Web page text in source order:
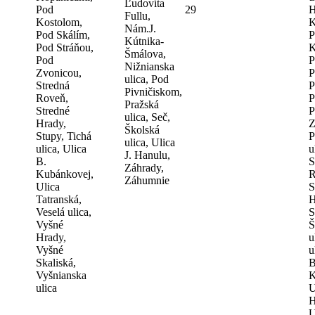
Pod
Kostolom,
Pod Skálím,
Pod Stráňou,
Pod
Zvonicou,
Stredná
Roveň,
Stredné
Hrady,
Stupy, Tichá
ulica, Ulica
B.
Kubánkovej,
Ulica
Tatranská,
Veselá ulica,
Vyšné
Hrady,
Vyšné
Skaliská,
Vyšnianska
ulica
Ľudovíta
Fullu,
Nám.J.
Kútnika-
Šmálova,
Nižnianska
ulica, Pod
Pivničiskom,
Pražská
ulica, Seč,
Školská
ulica, Ulica
J. Hanulu,
Záhrady,
Záhumnie
29